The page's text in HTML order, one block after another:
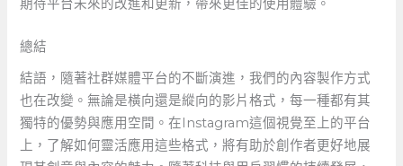
總結
結語，隨著社群媒體平台的不斷演進，我們的內容製作方式
也在改變。無論是橫向還是縱向的影片格式，每一種都有其
獨特的優勢與應用空間。在Instagram這個視覺至上的平台
上，了解如何靈活應用這些格式，將有助於創作者更好地展